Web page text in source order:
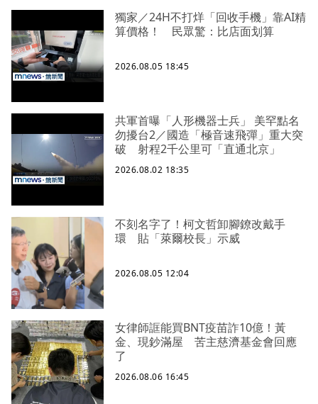
獨家／24H不打烊「回收手機」靠AI精
算價格！ 民眾驚：比店面划算
2026.08.05 18:45
共軍首曝「人形機器士兵」 美罕點名
勿擾台2／國造「極音速飛彈」重大突
破 射程2千公里可「直通北京」
2026.08.02 18:35
不刻名字了！柯文哲卸腳鐐改戴手
環 貼「萊爾校長」示威
2026.08.05 12:04
女律師誆能買BNT疫苗詐10億！黃
金、現鈔滿屋 苦主慈濟基金會回應
了
2026.08.06 16:45